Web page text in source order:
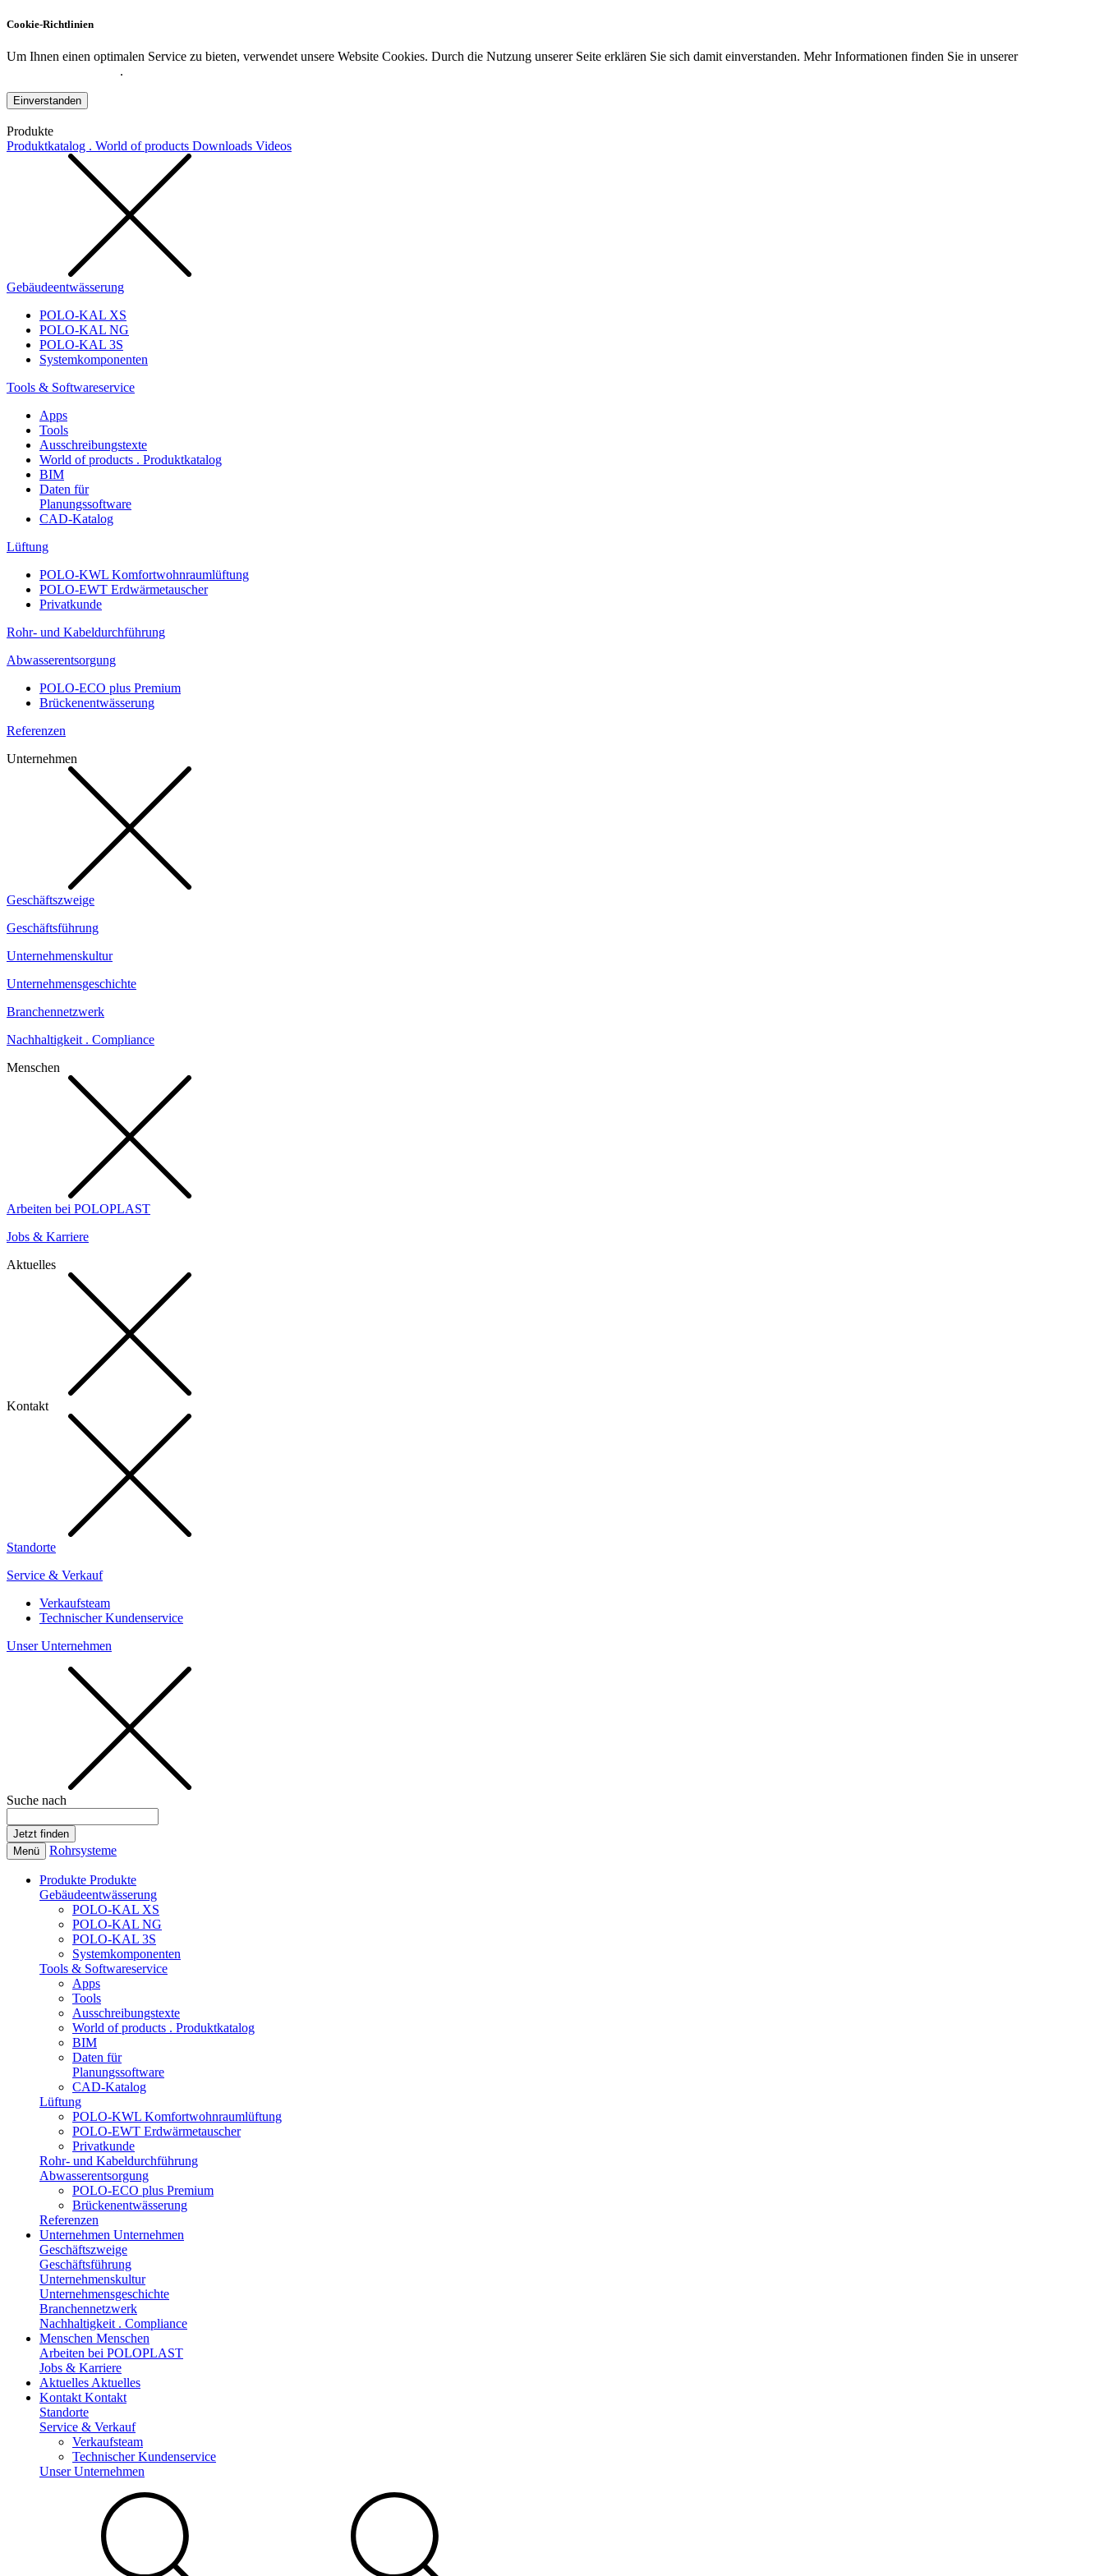
Cookie-Richtlinien
Um Ihnen einen optimalen Service zu bieten, verwendet unsere Website Cookies. Durch die Nutzung unserer Seite erklären Sie sich damit einverstanden. Mehr Informationen finden Sie in unserer
.
Einverstanden
Produkte
Produktkatalog . World of products Downloads Videos
Gebäudeentwässerung
POLO-KAL XS
POLO-KAL NG
POLO-KAL 3S
Systemkomponenten
Tools & Softwareservice
Apps
Tools
Ausschreibungstexte
World of products . Produktkatalog
BIM
Daten für
Planungssoftware
CAD-Katalog
Lüftung
POLO-KWL Komfortwohnraumlüftung
POLO-EWT Erdwärmetauscher
Privatkunde
Rohr- und Kabeldurchführung
Abwasserentsorgung
POLO-ECO plus Premium
Brückenentwässerung
Referenzen
Unternehmen
Geschäftszweige
Geschäftsführung
Unternehmenskultur
Unternehmensgeschichte
Branchennetzwerk
Nachhaltigkeit . Compliance
Menschen
Arbeiten bei POLOPLAST
Jobs & Karriere
Aktuelles
Kontakt
Standorte
Service & Verkauf
Verkaufsteam
Technischer Kundenservice
Unser Unternehmen
Suche nach
Menü Rohrsysteme
Produkte Produkte
Gebäudeentwässerung
POLO-KAL XS
POLO-KAL NG
POLO-KAL 3S
Systemkomponenten
Tools & Softwareservice
Apps
Tools
Ausschreibungstexte
World of products . Produktkatalog
BIM
Daten für
Planungssoftware
CAD-Katalog
Lüftung
POLO-KWL Komfortwohnraumlüftung
POLO-EWT Erdwärmetauscher
Privatkunde
Rohr- und Kabeldurchführung
Abwasserentsorgung
POLO-ECO plus Premium
Brückenentwässerung
Referenzen
Unternehmen Unternehmen
Geschäftszweige
Geschäftsführung
Unternehmenskultur
Unternehmensgeschichte
Branchennetzwerk
Nachhaltigkeit . Compliance
Menschen Menschen
Arbeiten bei POLOPLAST
Jobs & Karriere
Aktuelles Aktuelles
Kontakt Kontakt
Standorte
Service & Verkauf
Verkaufsteam
Technischer Kundenservice
Unser Unternehmen